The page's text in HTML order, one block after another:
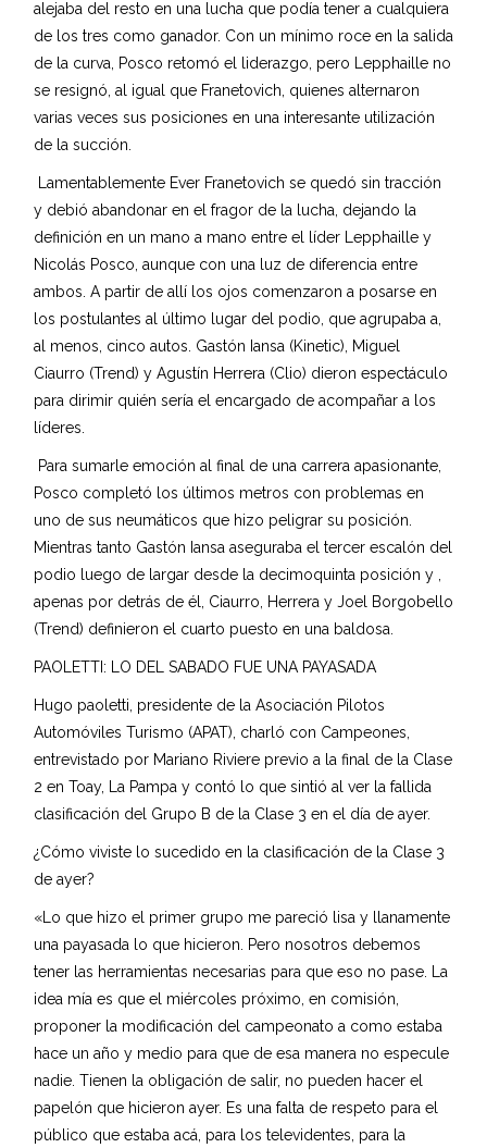
alejaba del resto en una lucha que podía tener a cualquiera
de los tres como ganador. Con un mínimo roce en la salida
de la curva, Posco retomó el liderazgo, pero Lepphaille no
se resignó, al igual que Franetovich, quienes alternaron
varias veces sus posiciones en una interesante utilización
de la succión.
Lamentablemente Ever Franetovich se quedó sin tracción
y debió abandonar en el fragor de la lucha, dejando la
definición en un mano a mano entre el líder Lepphaille y
Nicolás Posco, aunque con una luz de diferencia entre
ambos. A partir de allí los ojos comenzaron a posarse en
los postulantes al último lugar del podio, que agrupaba a,
al menos, cinco autos. Gastón Iansa (Kinetic), Miguel
Ciaurro (Trend) y Agustín Herrera (Clio) dieron espectáculo
para dirimir quién sería el encargado de acompañar a los
líderes.
Para sumarle emoción al final de una carrera apasionante,
Posco completó los últimos metros con problemas en
uno de sus neumáticos que hizo peligrar su posición.
Mientras tanto Gastón Iansa aseguraba el tercer escalón del
podio luego de largar desde la decimoquinta posición y ,
apenas por detrás de él, Ciaurro, Herrera y Joel Borgobello
(Trend) definieron el cuarto puesto en una baldosa.
PAOLETTI: LO DEL SABADO FUE UNA PAYASADA
Hugo paoletti, presidente de la Asociación Pilotos
Automóviles Turismo (APAT), charló con Campeones,
entrevistado por Mariano Riviere previo a la final de la Clase
2 en Toay, La Pampa y contó lo que sintió al ver la fallida
clasificación del Grupo B de la Clase 3 en el día de ayer.
¿Cómo viviste lo sucedido en la clasificación de la Clase 3
de ayer?
«Lo que hizo el primer grupo me pareció lisa y llanamente
una payasada lo que hicieron. Pero nosotros debemos
tener las herramientas necesarias para que eso no pase. La
idea mía es que el miércoles próximo, en comisión,
proponer la modificación del campeonato a como estaba
hace un año y medio para que de esa manera no especule
nadie. Tienen la obligación de salir, no pueden hacer el
papelón que hicieron ayer. Es una falta de respeto para el
público que estaba acá, para los televidentes, para la